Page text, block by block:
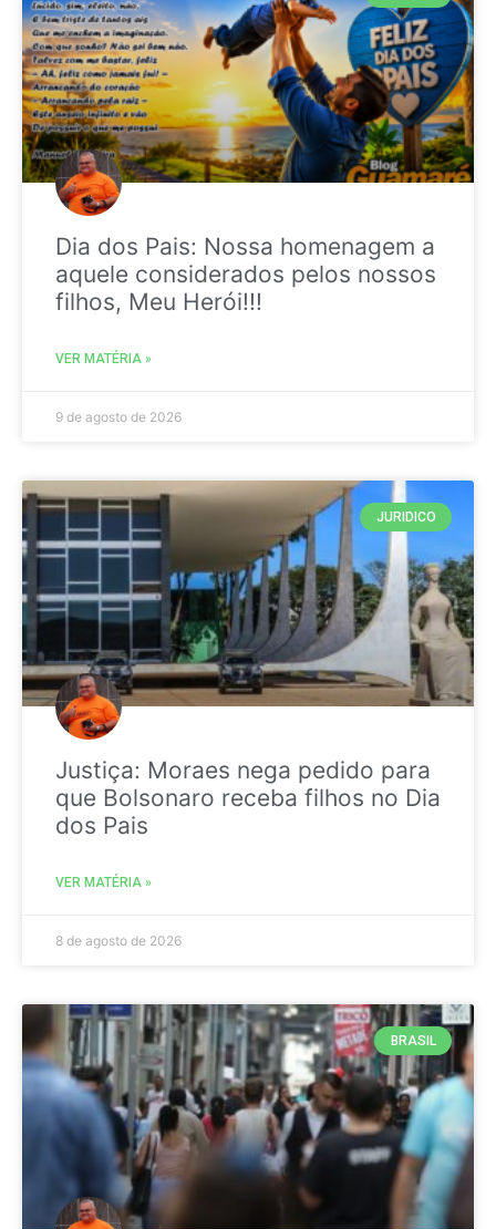
Dia dos Pais: Nossa homenagem a
aquele considerados pelos nossos
filhos, Meu Herói!!!
VER MATÉRIA »
9 de agosto de 2026
JURIDICO
Justiça: Moraes nega pedido para
que Bolsonaro receba filhos no Dia
dos Pais
VER MATÉRIA »
8 de agosto de 2026
BRASIL